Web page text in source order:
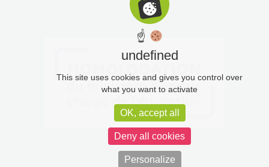
☝
undefined
This site uses cookies and gives you control over
what you want to activate
OK, accept all
Deny all cookies
Personalize